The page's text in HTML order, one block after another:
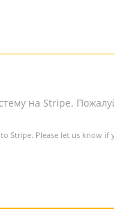
на Stripe.
Stripe. Please let us know